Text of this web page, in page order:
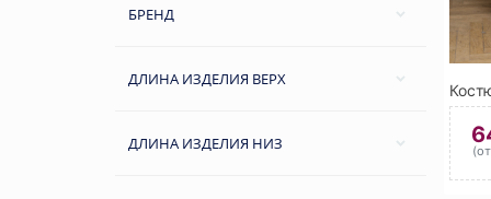
БРЕНД
ДЛИНА ИЗДЕЛИЯ ВЕРХ
ДЛИНА ИЗДЕЛИЯ НИЗ